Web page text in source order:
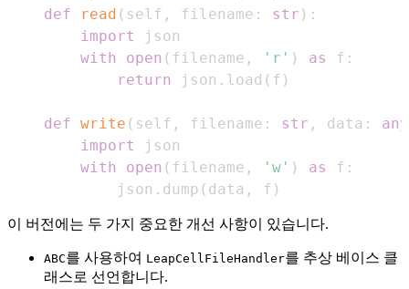
def
read ( self , filename : str ) :
import
with
open ( filename , 'r' ) as f :
return
json . load ( f )
def write ( self , filename : str , data :
any
import
with
open ( filename , 'w' ) as f :
            json
. dump ( data , f )
이 버전에는 두 가지 중요한 개선 사항이 있습니다.
ABC를 사용하여 LeapCellFileHandler를 추상 베이스 클
래스로 선언합니다.